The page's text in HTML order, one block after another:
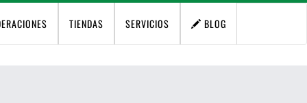
TIENDAS SERVICIOS BLOG